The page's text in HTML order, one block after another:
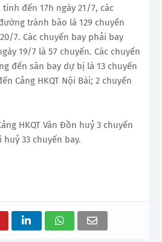
tính đến 17h ngày 21/7, các
tránh bão là 129 chuyến
7. Các chuyến bay phải bay
19/7 là 57 chuyến. Các chuyến
đến sân bay dự bị là 13 chuyến
Cảng HKQT Nội Bài; 2 chuyến
HKQT Vân Đồn huỷ 3 chuyến
huỷ 33 chuyến bay.